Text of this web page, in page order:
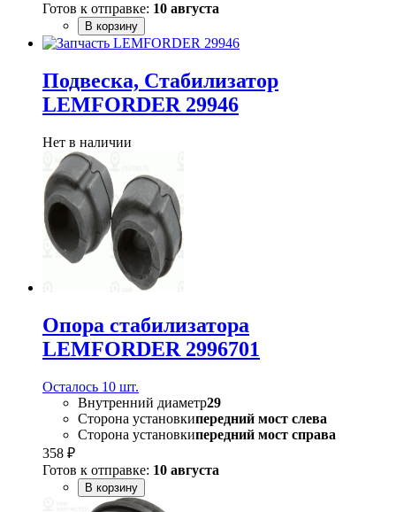
Готов к отправке: 10 августа
В корзину
Подвеска, Стабилизатор
LEMFORDER 29946
Нет в наличии
Опора стабилизатора
LEMFORDER 2996701
Осталось 10 шт.
Внутренний диаметр29
Сторона установкипередний мост слева
Сторона установкипередний мост справа
358 ₽
Готов к отправке: 10 августа
В корзину